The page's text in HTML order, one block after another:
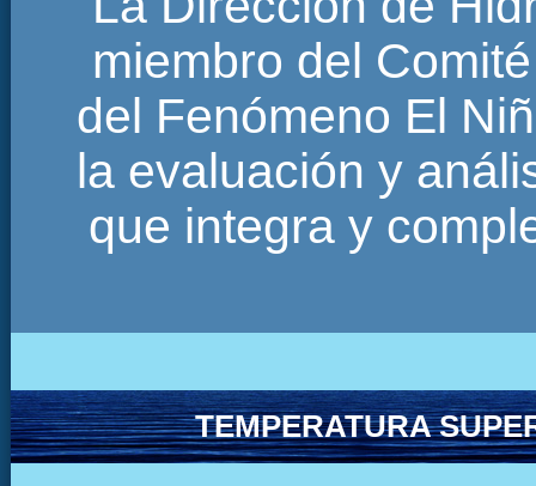
miembro del
del Fenómeno El
la evaluación y
que integra y
TEMPERATURA